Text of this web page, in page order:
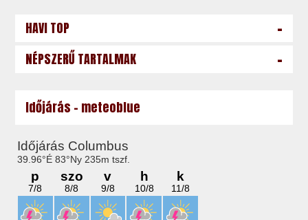
HAVI TOP -
NÉPSZERŰ TARTALMAK -
Időjárás - meteoblue